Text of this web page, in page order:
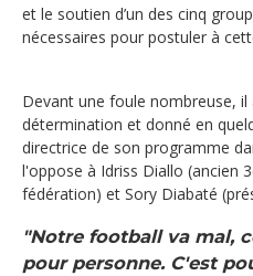
et le soutien d’un des cinq
nécessaires pour postuler à
Devant une foule nombreuse, il
détermination et donné en
directrice de son programme
l'oppose à Idriss Diallo (ancien
fédération) et Sory Diabaté
"Notre football va mal,
pour personne. C'est